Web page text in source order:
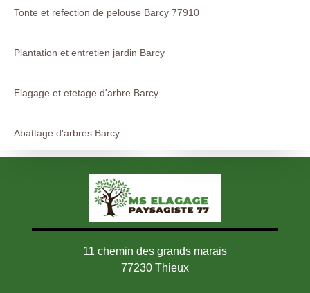
Tonte et refection de pelouse Barcy 77910
Plantation et entretien jardin Barcy
Elagage et etetage d'arbre Barcy
Abattage d'arbres Barcy
11 chemin des grands marais
77230 Thieux